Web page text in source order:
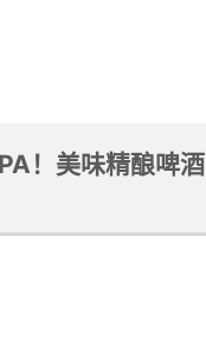
！美味精酿啤酒